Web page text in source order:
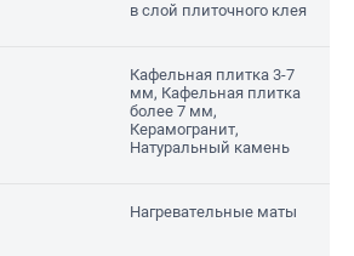
в слой плиточного клея
Кафельная плитка 3-7
мм, Кафельная плитка
более 7 мм,
Керамогранит,
Натуральный камень
Нагревательные маты